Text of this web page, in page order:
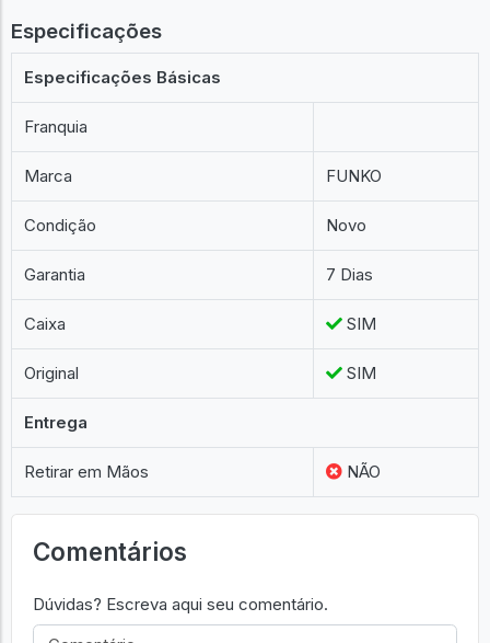
Especificações
Especificações Básicas
Franquia
Marca FUNKO
Condição Novo
Garantia 7 Dias
Caixa SIM
Original SIM
Entrega
Retirar em Mãos NÃO
Comentários
Dúvidas? Escreva aqui seu comentário.